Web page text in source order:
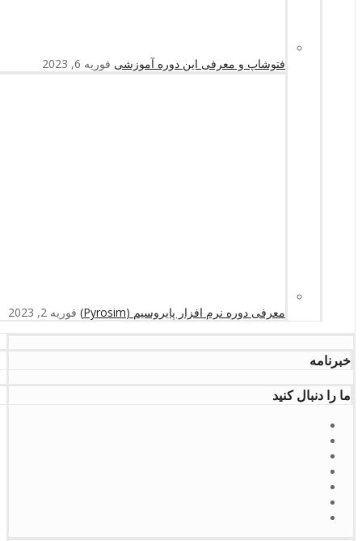
فتوشاپ و معرفی این دوره آموزشی فوریه 6, 2023
معرفی دوره نرم افزار پایروسیم (Pyrosim) فوریه 2, 2023
خبرنامه
ما را دنبال کنید